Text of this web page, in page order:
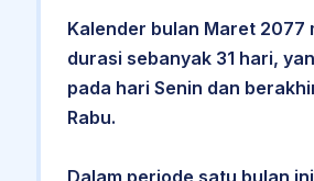
Kalender bulan Maret 2077
durasi sebanyak 31 hari,
pada hari Senin dan
Rabu.
Dalam periode satu bulan